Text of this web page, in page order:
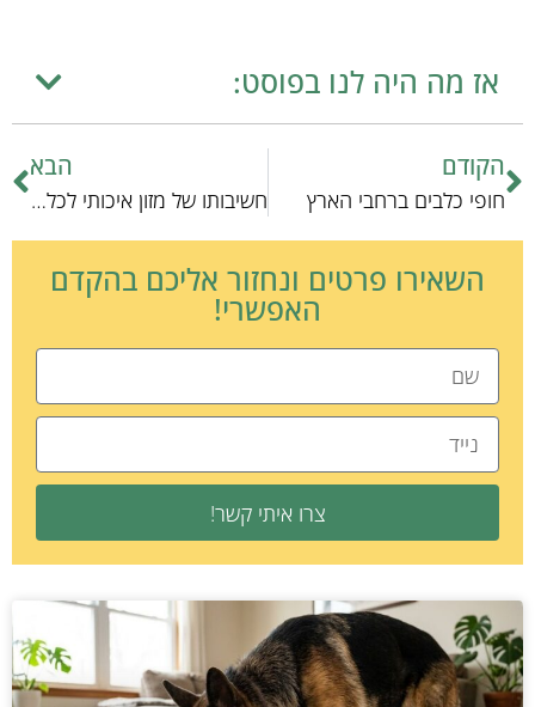
אז מה היה לנו בפוסט:
הקודם
חופי כלבים ברחבי הארץ
הבא
חשיבותו של מזון איכותי לכלבים
השאירו פרטים ונחזור אליכם בהקדם
האפשרי!
צרו איתי קשר!